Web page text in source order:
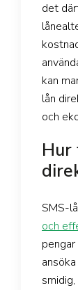
det
kan
lån
och
SMS-
och